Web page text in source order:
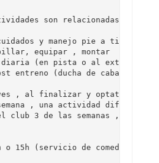
son relacionadas con el
y manejo pie a tierra .
equipar , montar
diaria (en pista o al exterior)
entreno (ducha de caballos,
, al finalizar y optativo ,
, una actividad diferente
el club 3 de las semanas , nos
o 15h (servicio de comedor